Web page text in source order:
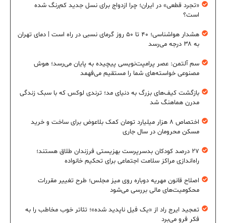
«تجرد قطعی» در ایران؛ چرا ازدواج برای نسل جدید کم‌رنگ شده
است؟
هشدار هواشناسی؛ ۴۰ تا ۵۰ روز گرمای نسبی در راه است | دمای تهران
به ۳۸ درجه می‌رسد
سم آلتمن: عصر پرامپت‌نویسی پیچیده به پایان می‌رسد؛ هوش
مصنوعی خواسته‌های شما را مستقیم می‌فهمد
بازگشت کیف‌های بزرگ به دنیای مد؛ ترندی لوکس که با سبک زندگی
مدرن هماهنگ شد
اختصاص ۸ هزار میلیارد تومان کمک بلاعوض برای ساخت و خرید
مسکن محرومان در سال جاری
۲۷ درصد کودکان بدسرپرست بهزیستی فرزندان طلاق هستند؛
راه‌اندازی مراکز سلامت اجتماعی برای تحکیم خانواده
اصلاح قانون مهریه دوباره روی میز مجلس؛ طرح تغییر مقررات
محکومیت‌های مالی بررسی می‌شود
تمجید ایرج راد از «یک فیل ناپدید شده»؛ تئاتر خوب مخاطب را به
فکر فرو می‌برد